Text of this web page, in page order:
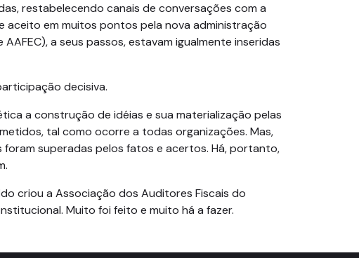
restabelecendo canais de conversações com a
aceito em muitos pontos pela nova administração
AAFEC), a seus passos, estavam igualmente inseridas
decisiva.
a construção de idéias e sua materialização pelas
tal como ocorre a todas organizações. Mas,
superadas pelos fatos e acertos. Há, portanto,
criou a Associação dos Auditores Fiscais do
Muito foi feito e muito há a fazer.